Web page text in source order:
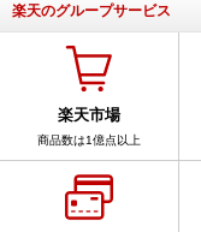
楽天のグループサービス
楽天市場
商品数は1億点以上